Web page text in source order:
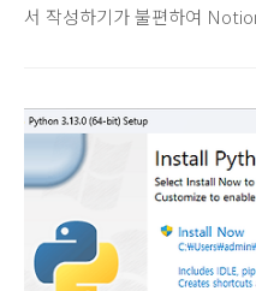
서 작성하기가 불편하여
numbers) : 허수는 끝에 ‘j’를
(Lists)튜플(Tuples)비순서 자
value)Set : 객체의 집합 (집
거짓